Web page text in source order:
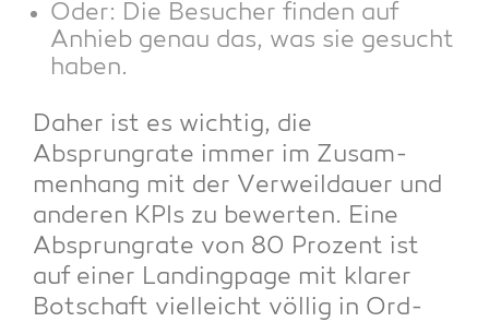
Oder: Die Besu­cher fin­den auf
Anhieb genau das, was sie gesucht
haben.
Daher ist es wich­tig, die
Absprungra­te immer im Zusam­
men­hang mit der Ver­weil­dau­er und
ande­ren KPIs zu bewer­ten. Eine
Absprungra­te von 80 Pro­zent ist
auf einer Landing­pa­ge mit kla­rer
Bot­schaft viel­leicht völ­lig in Ord­